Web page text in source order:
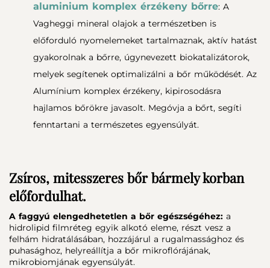
aluminium komplex érzékeny bőrre: A
Vagheggi mineral olajok a természetben is
előforduló nyomelemeket tartalmaznak, aktív hatást
gyakorolnak a bőrre, úgynevezett biokatalizátorok,
melyek segítenek optimalizálni a bőr működését. Az
Alumínium komplex érzékeny, kipirosodásra
hajlamos bőrökre javasolt. Megóvja a bőrt, segíti
fenntartani a természetes egyensúlyát.
Zsíros, mitesszeres bőr bármely korban
előfordulhat.
A faggyú elengedhetetlen a bőr egészségéhez: a
hidrolipid filmréteg egyik alkotó eleme, részt vesz a
felhám hidratálásában, hozzájárul a rugalmassághoz és
puhasághoz, helyreállítja a bőr mikroflórájának,
mikrobiomjának egyensúlyát.